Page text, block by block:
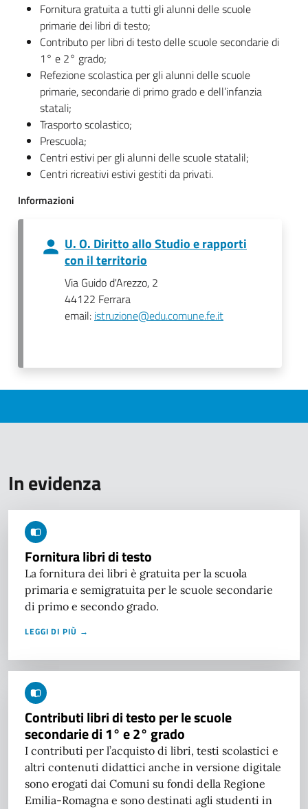
Fornitura gratuita a tutti gli alunni delle scuole
primarie dei libri di testo;
Contributo per libri di testo delle scuole secondarie di
1° e 2° grado;
Refezione scolastica per gli alunni delle scuole
primarie, secondarie di primo grado e dell’infanzia
statali;
Trasporto scolastico;
Prescuola;
Centri estivi per gli alunni delle scuole statalil;
Centri ricreativi estivi gestiti da privati.
Informazioni
U. O. Diritto allo Studio e rapporti
con il territorio
Via Guido d'Arezzo, 2
44122 Ferrara
email: istruzione@edu.comune.fe.it
In evidenza
Fornitura libri di testo
La fornitura dei libri è gratuita per la scuola
primaria e semigratuita per le scuole secondarie
di primo e secondo grado.
LEGGI DI PIÙ →
Contributi libri di testo per le scuole
secondarie di 1° e 2° grado
I contributi per l’acquisto di libri, testi scolastici e
altri contenuti didattici anche in versione digitale
sono erogati dai Comuni su fondi della Regione
Emilia-Romagna e sono destinati agli studenti in